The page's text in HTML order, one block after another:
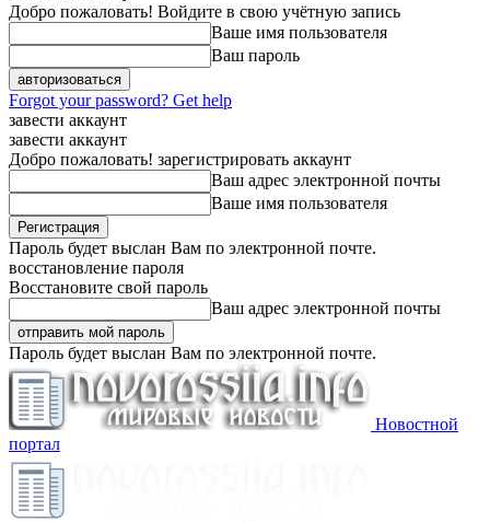
Добро пожаловать! Войдите в свою учётную запись
Ваше имя пользователя
Ваш пароль
Forgot your password? Get help
завести аккаунт
завести аккаунт
Добро пожаловать! зарегистрировать аккаунт
Ваш адрес электронной почты
Ваше имя пользователя
Пароль будет выслан Вам по электронной почте.
восстановление пароля
Восстановите свой пароль
Ваш адрес электронной почты
Пароль будет выслан Вам по электронной почте.
Новостной
портал